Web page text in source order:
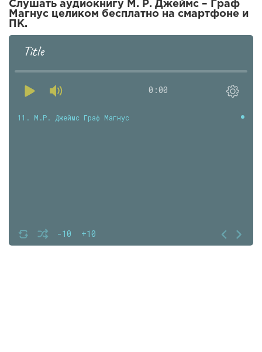
Слушать аудиокнигу М. Р. Джеймс – Граф
Магнус целиком бесплатно на смартфоне и
ПК.
Title
0:00
-10 +10
11. М.Р. Джеймс Граф Магнус